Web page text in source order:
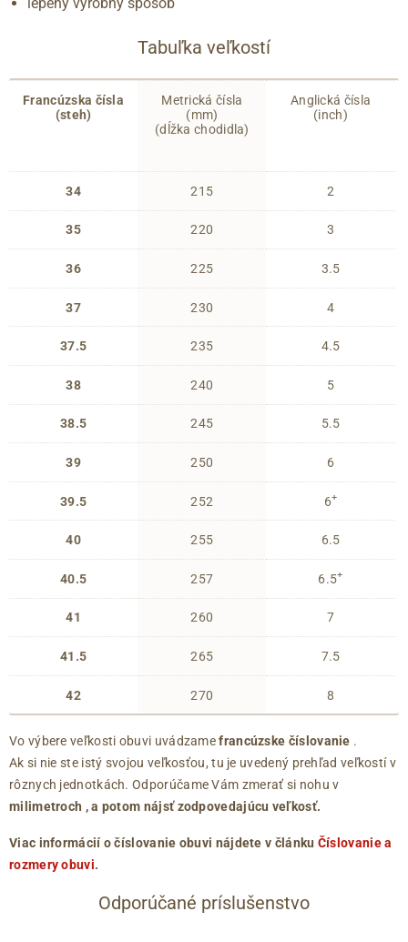
Tabuľka veľkostí
Francúzska čísla
(steh)
34
35
36
37
37.5
38
38.5
39
39.5
40
40.5
41
41.5
42
Metrická čísla
(mm)
(dĺžka chodidla)
215
220
225
230
235
240
245
250
252
255
257
260
265
270
Anglická čísla
(inch)
2
3
3.5
4
4.5
5
5.5
6
6+
6.5
6.5+
7
7.5
8
Vo výbere veľkosti obuvi uvádzamefrancúzske číslovanie .
Ak si nie ste istý svojou veľkosťou, tu je uvedený prehľad veľkostí v
rôznych jednotkách. Odporúčame Vám zmerať si nohu v
milimetroch , a potom nájsť zodpovedajúcu veľkosť.
Viac informácií o číslovanie obuvi nájdete v článku Číslovanie a
rozmery obuvi.
Odporúčané príslušenstvo